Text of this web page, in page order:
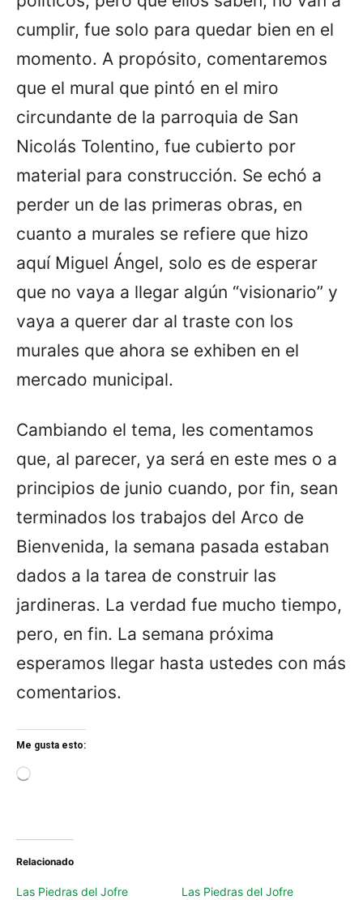
cumplir, fue solo para quedar bien en el
momento. A propósito, comentaremos
que el mural que pintó en el miro
circundante de la parroquia de San
Nicolás Tolentino, fue cubierto por
material para construcción. Se echó a
perder un de las primeras obras, en
cuanto a murales se refiere que hizo
aquí Miguel Ángel, solo es de esperar
que no vaya a llegar algún “visionario” y
vaya a querer dar al traste con los
murales que ahora se exhiben en el
mercado municipal.
Cambiando el tema, les comentamos
que, al parecer, ya será en este mes o a
principios de junio cuando, por fin, sean
terminados los trabajos del Arco de
Bienvenida, la semana pasada estaban
dados a la tarea de construir las
jardineras. La verdad fue mucho tiempo,
pero, en fin. La semana próxima
esperamos llegar hasta ustedes con más
comentarios.
Me gusta esto:
g
Relacionado
Las Piedras del Jofre
Las Piedras del Jofre